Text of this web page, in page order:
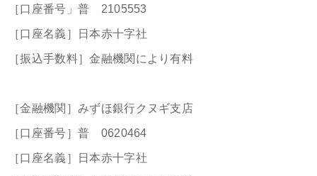
［口座番号」普 2105553
［口座名義］日本赤十字社
［振込手数料］金融機関により有料
［金融機関］みずほ銀行クヌギ支店
［口座番号］普 0620464
［口座名義］日本赤十字社